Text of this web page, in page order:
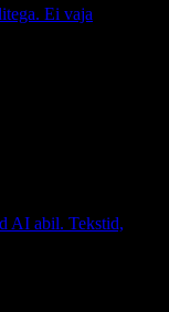
Ei vaja
AI abil. Tekstid,